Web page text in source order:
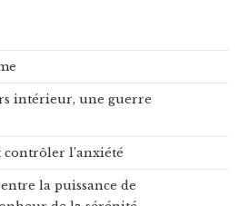
intérieur, une guerre
contrôler l’anxiété
la puissance de